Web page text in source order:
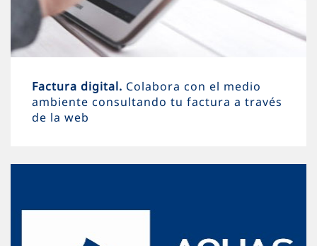
Factura digital. Colabora con el medio
ambiente consultando tu factura a través
de la web